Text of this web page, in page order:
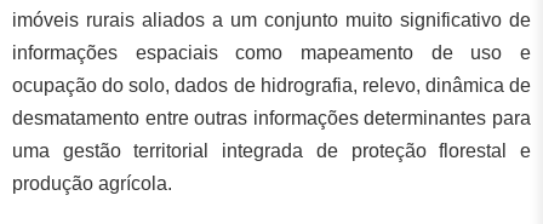
imóveis rurais aliados a um conjunto muito significativo de
informações espaciais como mapeamento de uso e
ocupação do solo, dados de hidrografia, relevo, dinâmica de
desmatamento entre outras informações determinantes para
uma gestão territorial integrada de proteção florestal e
produção agrícola.